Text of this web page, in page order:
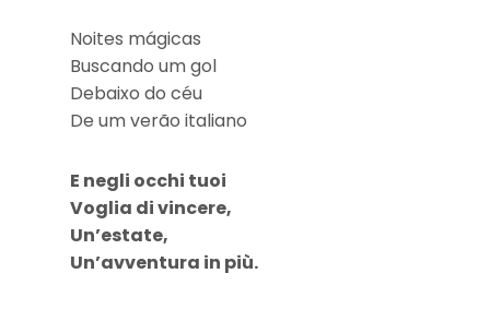
Noites mágicas
Buscando um gol
Debaixo do céu
De um verão italiano
E negli occhi tuoi
Voglia di vincere,
Un’estate,
Un’avventura in più.